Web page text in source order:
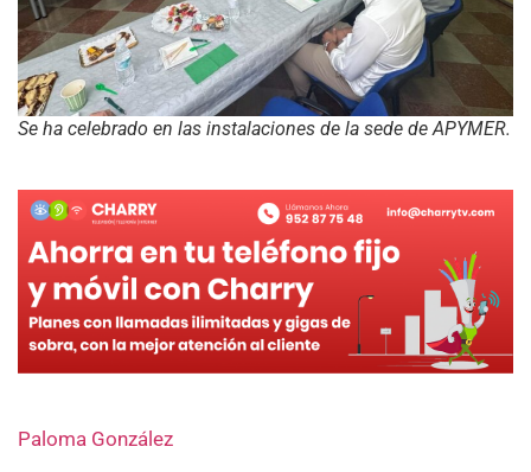
Se ha celebrado en las instalaciones de la sede de APYMER.
Paloma González